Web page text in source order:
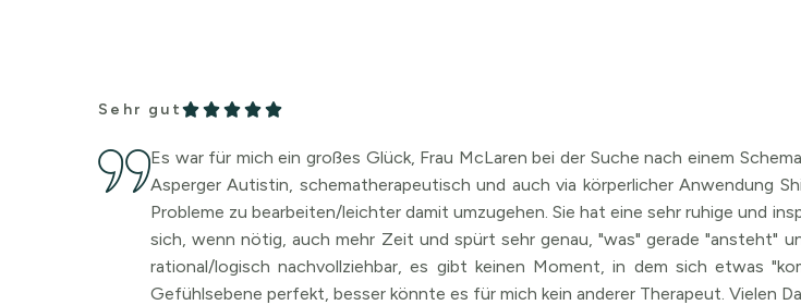
Sehr gut
Es war für mich ein großes Glück, Frau McLaren bei der Suche nach einem
Asperger Autistin, schematherapeutisch und auch via körperlicher Anwendung
Probleme zu bearbeiten/leichter damit umzugehen. Sie hat eine sehr ruhige und
sich, wenn nötig, auch mehr Zeit und spürt sehr genau, "was" gerade "ansteht"
rational/logisch nachvollziehbar, es gibt keinen Moment, in dem sich etwas
Gefühlsebene perfekt, besser könnte es für mich kein anderer Therapeut. Vielen